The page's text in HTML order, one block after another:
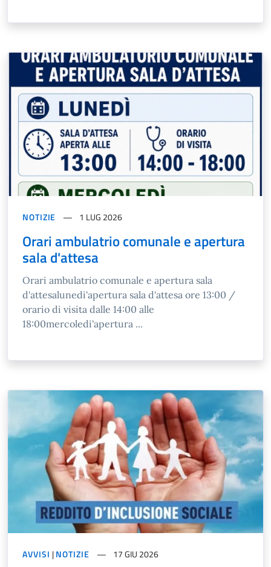
NOTIZIE 1 LUG 2026
Orari ambulatrio comunale e apertura
sala d'attesa
Orari ambulatrio comunale e apertura sala
d'attesalunedi'apertura sala d'attesa ore 13:00 /
orario di visita dalle 14:00 alle
18:00mercoledi'apertura ...
AVVISI |NOTIZIE 17 GIU 2026